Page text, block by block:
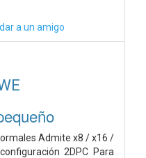
a un amigo
Admite x8 / x16 /
2DPC Para